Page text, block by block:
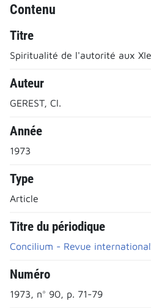
Contenu
Titre
Spiritualité de l'autorité aux XIe
Auteur
GEREST, Cl.
Année
1973
Type
Article
Titre du périodique
Concilium - Revue
Numéro
1973, n° 90, p. 71-79